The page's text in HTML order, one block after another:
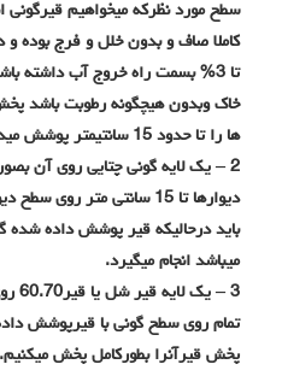
سطح مورد نظرکه میخواهیم قیرگونی
تا 3% بسمت راه خروج آب داشته
خاک وبدون هیچگونه رطوبت باشد
ها را تا حدود 15 سانتیمتر پوشش میدهیم.
2 – یک لایه گونی چتایی روی آن
دیوارها تا 15 سانتی متر
باید درحالیکه قیر پوشش داده شده
میباشد انجام میگیرد.
3 –
تمام روی سطح گونی با قیرپوشش
پخش قیرآنرا بطورکامل پخش میکنیم.